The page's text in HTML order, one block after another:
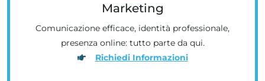
Marketing
Comunicazione efficace, identità professionale,
presenza online: tutto parte da qui.
Richiedi Informazioni